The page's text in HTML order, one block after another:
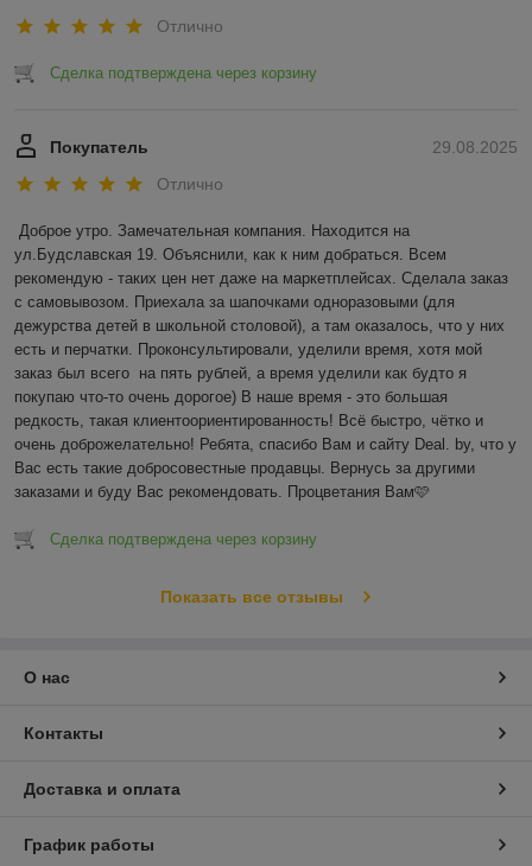
Отлично
Сделка подтверждена через корзину
29.08.2025
Покупатель
Отлично
Доброе утро. Замечательная компания. Находится на
ул.Будславская 19. Объяснили, как к ним добраться. Всем
рекомендую - таких цен нет даже на маркетплейсах. Сделала заказ
с самовывозом. Приехала за шапочками одноразовыми (для
дежурства детей в школьной столовой), а там оказалось, что у них
есть и перчатки. Проконсультировали, уделили время, хотя мой
заказ был всего  на пять рублей, а время уделили как будто я
покупаю что-то очень дорогое) В наше время - это большая
редкость, такая клиентоориентированность! Всё быстро, чётко и
очень доброжелательно! Ребята, спасибо Вам и сайту Deal. by, что у
Вас есть такие добросовестные продавцы. Вернусь за другими
заказами и буду Вас рекомендовать. Процветания Вам🩷
Сделка подтверждена через корзину
Показать все отзывы
О нас
Контакты
Доставка и оплата
График работы